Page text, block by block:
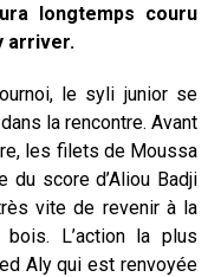
longtemps couru
arriver.
le syli junior se
la rencontre. Avant
les filets de Moussa
du score d’Aliou Badji
vite de revenir à la
L’action la plus
Aly qui est renvoyée